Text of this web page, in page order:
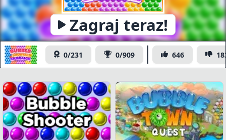
Zagraj teraz!
Bubble Shooter Campaign
0/231 0/909 646
https://www.bubbleshooter.com/games/publish/bubble-
shooter-campaign/
Kopia